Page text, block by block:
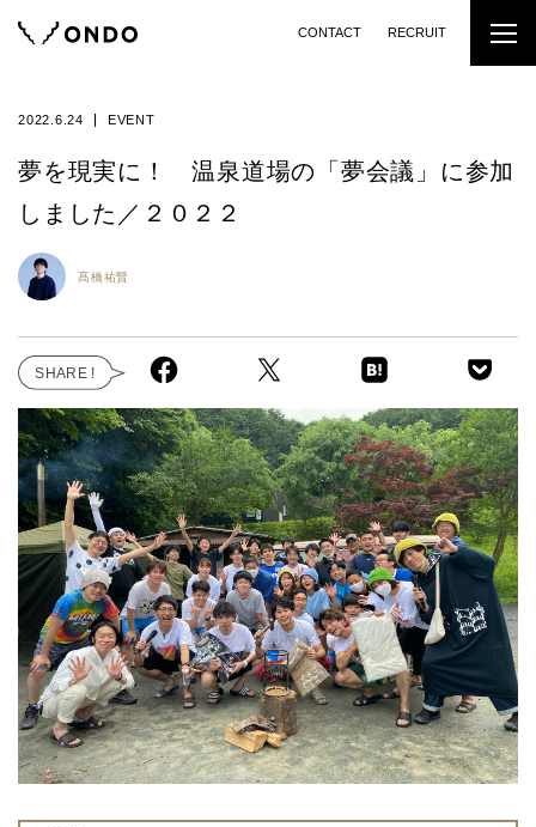
CONTACT RECRUIT
2022.6.24 EVENT
夢を現実に！ 温泉道場の「夢会議」に参加
しました／２０２２
髙橋祐賢